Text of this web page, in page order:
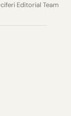
ciferi Editorial Team